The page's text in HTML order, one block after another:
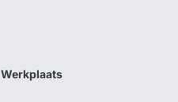
Werkplaats